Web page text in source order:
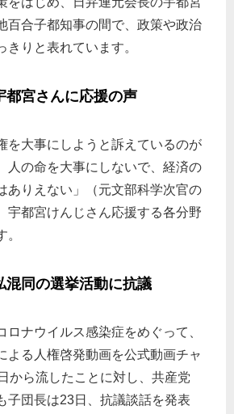
百合子都知事の間で、政策や政治
きりと表れています。
都宮さんに応援の声
大事にしようと訴えているのが
人の命を大事にしないで、経済の
ありえない」（元文部科学次官の
宇都宮けんじさん応援する各分野
混同の選挙活動に抗議
ナウイルス感染症をめぐって、
よる人権啓発動画を公式動画チャ
から流したことに対し、共産党
子団長は23日、抗議談話を発表